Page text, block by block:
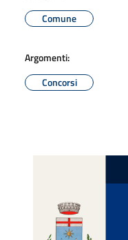
Comune
Argomenti:
Concorsi